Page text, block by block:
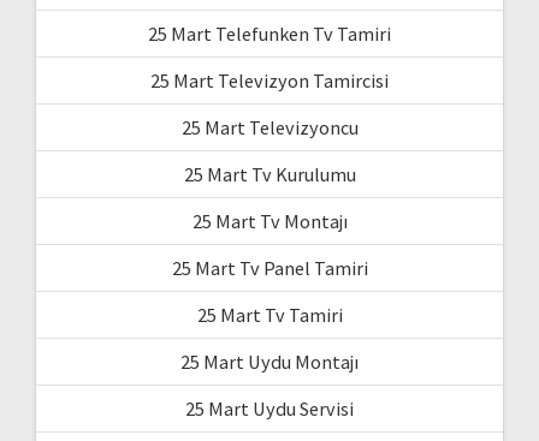
25 Mart Telefunken Tv Tamiri
25 Mart Televizyon Tamircisi
25 Mart Televizyoncu
25 Mart Tv Kurulumu
25 Mart Tv Montajı
25 Mart Tv Panel Tamiri
25 Mart Tv Tamiri
25 Mart Uydu Montajı
25 Mart Uydu Servisi